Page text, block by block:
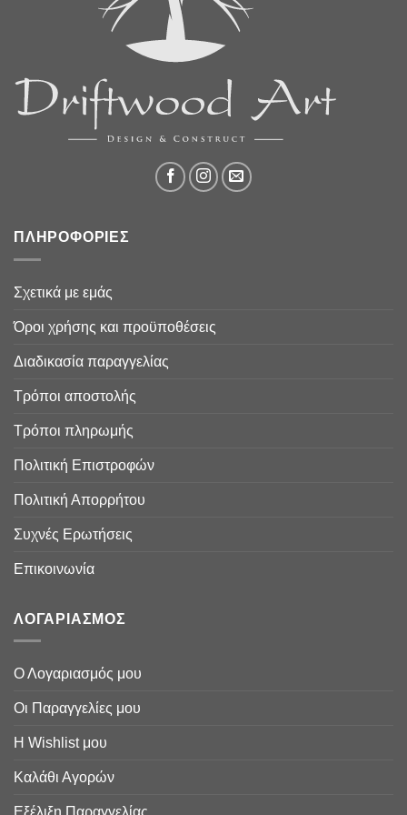
ΠΛΗΡΟΦΟΡΙΕΣ
Σχετικά με εμάς
Όροι χρήσης και προϋποθέσεις
Διαδικασία παραγγελίας
Τρόποι αποστολής
Τρόποι πληρωμής
Πολιτική Επιστροφών
Πολιτική Απορρήτου
Συχνές Ερωτήσεις
Επικοινωνία
ΛΟΓΑΡΙΑΣΜΟΣ
Ο Λογαριασμός μου
Οι Παραγγελίες μου
Η Wishlist μου
Καλάθι Αγορών